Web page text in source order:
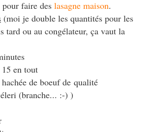
faire des lasagne maison.
(moi je double les quantités pour les
tard ou au congélateur, ça vaut la
en tout
de boeuf de qualité
(branche... :-) )